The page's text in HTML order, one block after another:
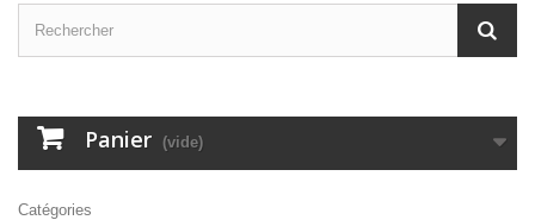
Panier (vide)
Catégories